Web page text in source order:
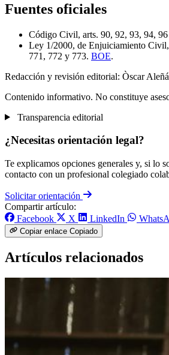
Fuentes oficiales
Código Civil, arts. 90, 92, 93, 94,
Ley 1/2000, de Enjuiciamiento
771, 772 y 773. BOE.
Redacción y revisión editorial: Òscar
Contenido informativo. No constituye
Transparencia editorial
¿Necesitas orientación legal?
Te explicamos opciones generales y, si lo
contacto con un profesional colegiado
Solicitar orientación
Compartir artículo:
Facebook
X LinkedIn
Copiar enlace Copiado
Artículos relacionados